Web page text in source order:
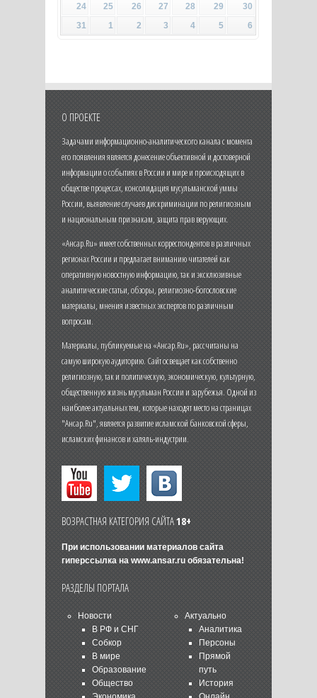
24
25 26 27 28 29
30
31
1 2 3 4 5 6
О ПРОЕКТЕ
Задачами информационно-аналитического канала с момента
его появления является донесение объективной и достоверной
информации о событиях в России и мире и происходящих в
обществе процессах, консолидация мусульманской уммы
России, выявление случаев дискриминации по религиозным
и национальным признакам, защита прав верующих.
«Ансар.Ru» имеет собственных корреспондентов в различных
регионах России и предлагает вниманию читателей как
оперативную новостную информацию, так и эксклюзивные
аналитические статьи, обзоры, религиозно-богословские
материалы, мнения известных экспертов по различным
вопросам.
Материалы, публикуемые на «Ансар.Ru», рассчитаны на
самую широкую аудиторию. Сайт освещает как собственно
религиозную, так и политическую, экономическую, культурную,
общественную жизнь мусульман России и зарубежья. Одной из
наиболее актуальных тем, которые находят место на страницах
"Ансар.Ru", является развитие исламской банковской сферы,
исламских финансов и халяль-индустрии.
ВОЗРАСТНАЯ КАТЕГОРИЯ САЙТА18+
При использовании материалов сайта
гиперссылка на www.ansar.ruобязательна!
РАЗДЕЛЫ ПОРТАЛА
Новости
В РФ и СНГ
Собкор
В мире
Образование
Общество
Актуально
Аналитика
Персоны
Прямой
путь
История